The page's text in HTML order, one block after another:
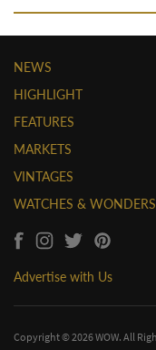
NEWS
HIGHLIGHT
FEATURES
MARKETS
VINTAGES
WATCHES & WONDERS
Advertise with Us
Copyright © 2026 WOW. All